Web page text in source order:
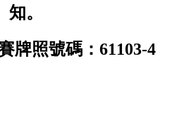
知。
牌照號碼：61103-4